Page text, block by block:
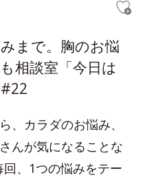
まで。胸のお悩
相談室「今日は
、カラダのお悩み、
んが気になることな
、1つの悩みをテー